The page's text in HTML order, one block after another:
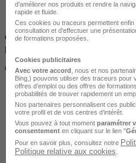
entreprises culturelles ou
Cette immersion leur permet de
professionnel solide.
Compétences développées
Concevoir des univers
Piloter la direction artistique
projet.
Maîtriser les outils
Diriger une équipe créative
Répondre efficacement à
impactants.
d'améliorer nos produits et rendre la
rapide et fluide.
Ces cookies ou traceurs permettent
consultation et d'effectuer une
de formations proposées.
Cookies publicitaires
Avec votre accord , nous et nos
Bing,) pouvons utiliser des traceurs pour
offres d’emploi ou des offres de
probabilités de trouver rapidement un
Nos partenaires personnalisent ces
votre profil et de vos centres d’intérêt.
Vous pouvez à tout moment paramétrer
consentement en cliquant sur le lien "
Pour en savoir plus, consultez notre
Politique relative aux cookies